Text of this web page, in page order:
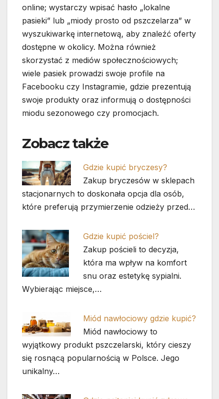
online; wystarczy wpisać hasło „lokalne
pasieki” lub „miody prosto od pszczelarza” w
wyszukiwarkę internetową, aby znaleźć oferty
dostępne w okolicy. Można również
skorzystać z mediów społecznościowych;
wiele pasiek prowadzi swoje profile na
Facebooku czy Instagramie, gdzie prezentują
swoje produkty oraz informują o dostępności
miodu sezonowego czy promocjach.
Zobacz także
Gdzie kupić bryczesy?
Zakup bryczesów w sklepach
stacjonarnych to doskonała opcja dla osób,
które preferują przymierzenie odzieży przed…
Gdzie kupić pościel?
Zakup pościeli to decyzja,
która ma wpływ na komfort
snu oraz estetykę sypialni.
Wybierając miejsce,…
Miód nawłociowy gdzie kupić?
Miód nawłociowy to
wyjątkowy produkt pszczelarski, który cieszy
się rosnącą popularnością w Polsce. Jego
unikalny…